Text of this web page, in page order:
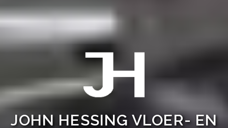
JOHN HESSING VLOER- EN